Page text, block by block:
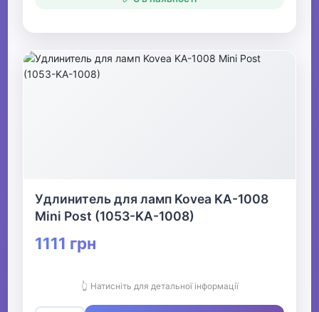
Удлинитель для ламп Kovea KA-1008
Mini Post (1053-KA-1008)
1111 грн
👆 Натисніть для детальної інформації